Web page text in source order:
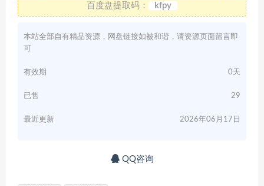
百度盘提取码： kfpy
本站全部自有精品资源，网盘链接如被和谐，请资源页面留言即
可
有效期 0天
已售 29
最近更新 2026年06月17日
QQ咨询